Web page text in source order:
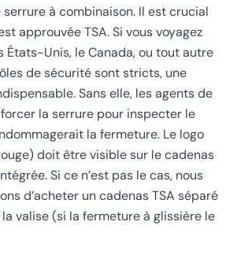
à combinaison. Il est crucial
approuvée TSA. Si vous voyagez
États-Unis, le Canada, ou tout autre
de sécurité sont stricts, une
Sans elle, les agents de
la serrure pour inspecter le
la fermeture. Le logo
doit être visible sur le cadenas
Si ce n’est pas le cas, nous
d’acheter un cadenas TSA séparé
valise (si la fermeture à glissière le